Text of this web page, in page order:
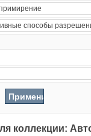
коллекции: